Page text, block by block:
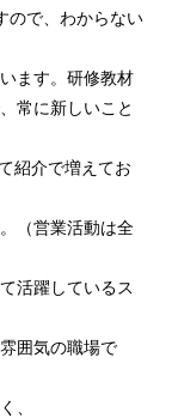
ので、わからない
ます。研修教材
常に新しいこと
紹介で増えてお
（営業活動は全
活躍しているス
囲気の職場で
、